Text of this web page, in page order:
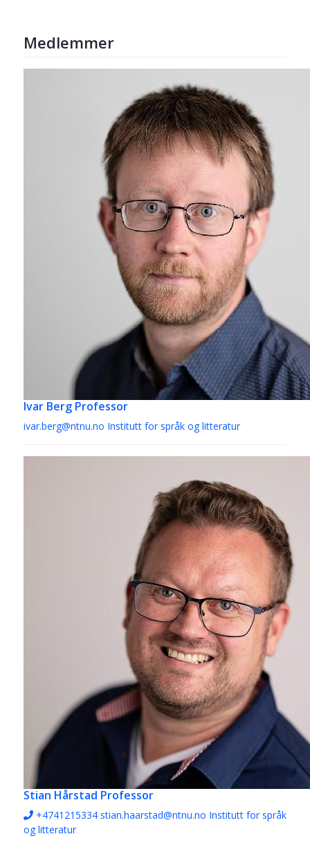
Medlemmer
Ivar Berg Professor
ivar.berg@ntnu.no Institutt for språk og litteratur
Stian Hårstad Professor
+4741215334 stian.haarstad@ntnu.no Institutt for språk
og litteratur